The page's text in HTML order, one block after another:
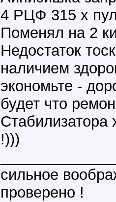
4 РЦФ 315 х
Поменял на 2
Недостаток
наличием
экономьте -
будет что
Стабилизатора
!)))
сильное
проверено !